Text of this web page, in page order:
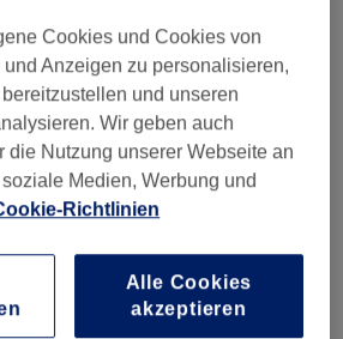
Nach Sternen filtern
unseren Kunden, damit du weißt, was
erwartet.
Cookies und Cookies von
und Anzeigen zu personalisieren,
und unseren
Wir geben auch
die Nutzung unserer Webseite an
Medien, Werbung und
Richtlinien
Alle Cookies
akzeptieren